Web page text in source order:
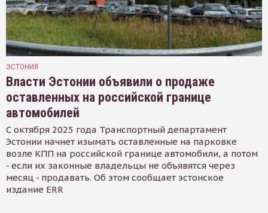
ЭСТОНИЯ
Власти Эстонии объявили о продаже
оставленных на российской границе
автомобилей
С октября 2025 года Транспортный департамент
Эстонии начнет изымать оставленные на парковке
возле КПП на российской границе автомобили, а потом
- если их законные владельцы не объявятся через
месяц - продавать. Об этом сообщает эстонское
издание ERR